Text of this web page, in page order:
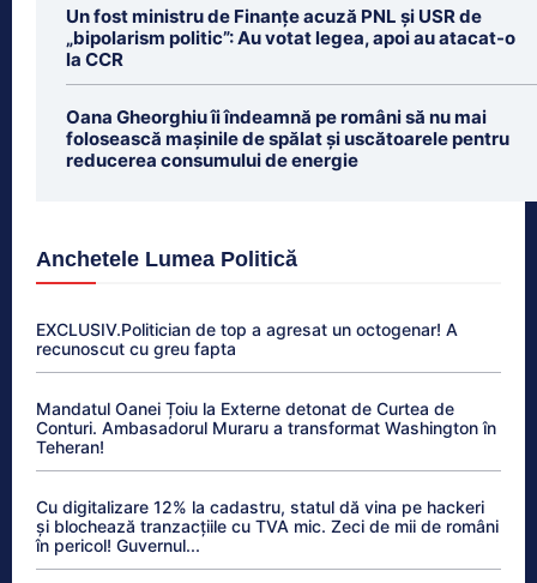
Un fost ministru de Finanțe acuză PNL și USR de
„bipolarism politic”: Au votat legea, apoi au atacat-o
la CCR
Oana Gheorghiu îi îndeamnă pe români să nu mai
folosească mașinile de spălat și uscătoarele pentru
reducerea consumului de energie
Anchetele Lumea Politică
EXCLUSIV.Politician de top a agresat un octogenar! A
recunoscut cu greu fapta
Mandatul Oanei Țoiu la Externe detonat de Curtea de
Conturi. Ambasadorul Muraru a transformat Washington în
Teheran!
Cu digitalizare 12% la cadastru, statul dă vina pe hackeri
și blochează tranzacțiile cu TVA mic. Zeci de mii de români
în pericol! Guvernul...